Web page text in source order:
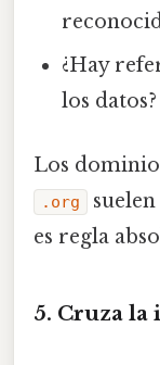
¿Hay
los datos?
Los
.org
es regla
5. Cruza